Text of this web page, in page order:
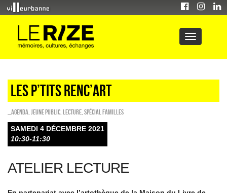
LES P’TITS RENC’ART
_Agenda Jeune public Lecture Spécial familles
SAMEDI 4 DÉCEMBRE 2021
10:30-11:30
ATELIER LECTURE